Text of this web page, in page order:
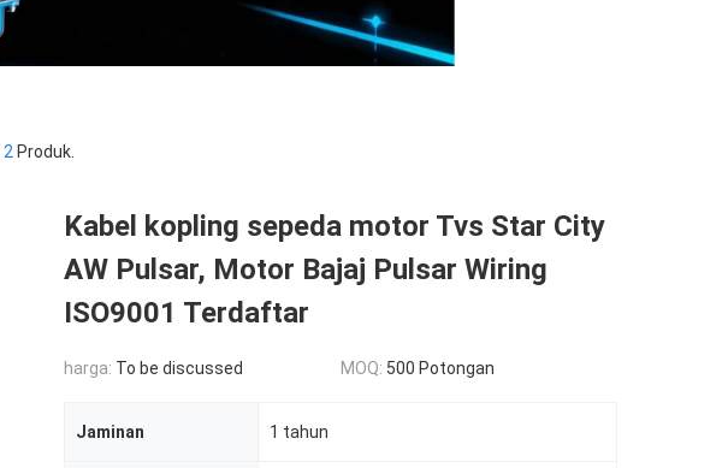
2 Produk.
Kabel kopling sepeda motor Tvs Star City
AW Pulsar, Motor Bajaj Pulsar Wiring
ISO9001 Terdaftar
harga: To be discussed MOQ: 500 Potongan
Jaminan 1 tahun